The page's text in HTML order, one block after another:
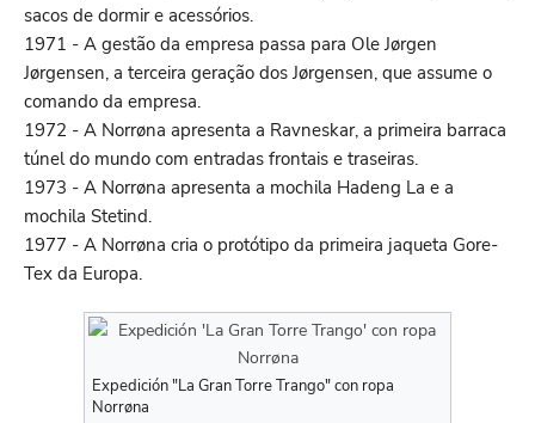
sacos de dormir e acessórios.
1971 - A gestão da empresa passa para Ole Jørgen
Jørgensen, a terceira geração dos Jørgensen, que assume o
comando da empresa.
1972 - A Norrøna apresenta a Ravneskar, a primeira barraca
túnel do mundo com entradas frontais e traseiras.
1973 - A Norrøna apresenta a mochila Hadeng La e a
mochila Stetind.
1977 - A Norrøna cria o protótipo da primeira jaqueta Gore-
Tex da Europa.
Expedición "La Gran Torre Trango" con ropa
Norrøna